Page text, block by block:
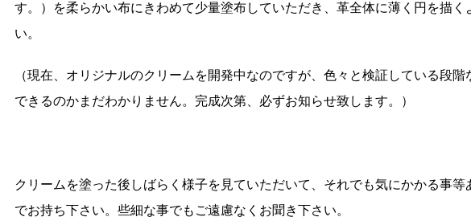
す。）を柔らかい布にきわめて少量塗布していただき、革全体に薄く円を描く
い。
（現在、オリジナルのクリームを開発中なのですが、色々と検証している段
できるのかまだわかりません。完成次第、必ずお知らせ致します。）
クリームを塗った後しばらく様子を見ていただいて、それでも気にかかる事等
でお持ち下さい。些細な事でもご遠慮なくお聞き下さい。